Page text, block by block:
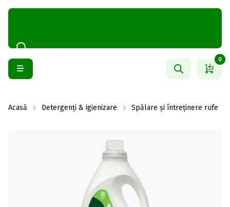
0
Acasă Detergenți & igienizare Spălare și întreținere rufe